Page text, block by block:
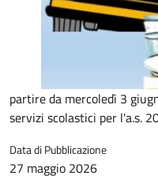
partire da mercoledì 3
servizi scolastici per l'a.s.
Data di Pubblicazione
27 maggio 2026